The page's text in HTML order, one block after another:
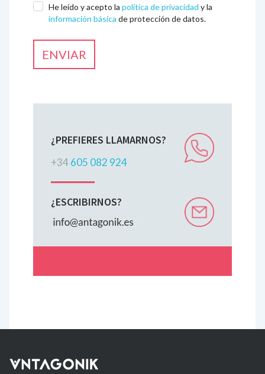
He leído y acepto la política de privacidad y la
información básica de protección de datos.
ENVIAR
¿PREFIERES LLAMARNOS?
+34605 082 924
¿ESCRIBIRNOS?